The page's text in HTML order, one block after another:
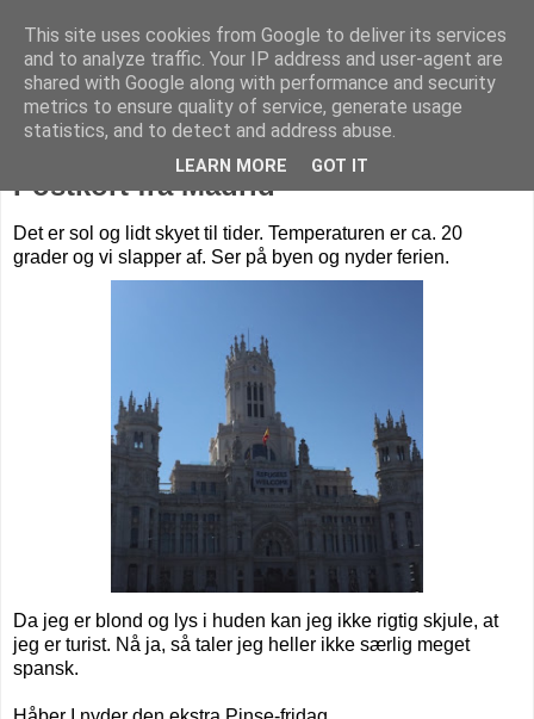
Livet på Vestegnen
Postkort fra Madrid
Det er sol og lidt skyet til tider. Temperaturen er ca. 20
grader og vi slapper af. Ser på byen og nyder ferien.
Da jeg er blond og lys i huden kan jeg ikke rigtig skjule, at
jeg er turist. Nå ja, så taler jeg heller ikke særlig meget
spansk.
This site uses cookies from Google to deliver its services
and to analyze traffic. Your IP address and user-agent are
shared with Google along with performance and security
metrics to ensure quality of service, generate usage
statistics, and to detect and address abuse.
LEARN MORE GOT IT